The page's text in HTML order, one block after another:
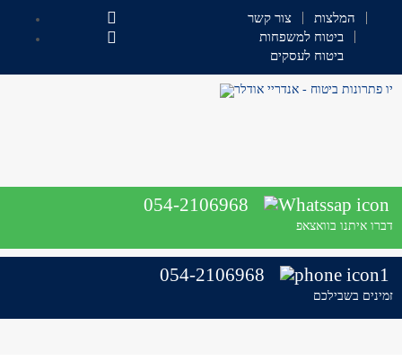
צור קשר
המלצות
ביטוח למשפחות
ביטוח לעסקים
054-2106968
דברו איתנו בוואצאפ
054-2106968
זמינים בשבילכם